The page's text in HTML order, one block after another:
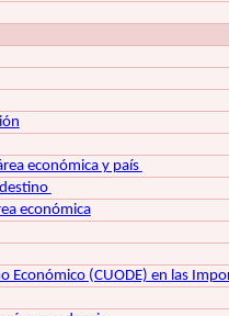
económica y país
económica
Económico (CUODE) en las